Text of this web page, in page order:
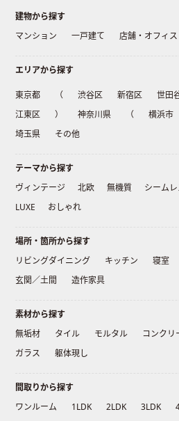
建物から探す
マンション
一戸建て 店舗・オフィス
エリアから探す
東京都 （ 渋谷区 新宿区 世田
江東区
） 神奈川県 （ 横浜市
埼玉県
その他
テーマから探す
ヴィンテージ
北欧 無機質 シーム
LUXE
おしゃれ
場所・箇所から探す
リビングダイニング
キッチン 寝室
玄関／土間
造作家具
素材から探す
無垢材
タイル モルタル コンクリ
ガラス
躯体現し
間取りから探す
ワンルーム
1LDK 2LDK 3LDK